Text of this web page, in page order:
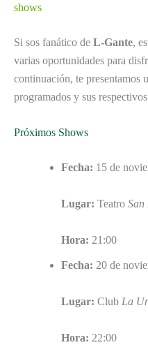
shows
Si sos fanático de L-Gante,
varias oportunidades para
continuación, te presentamos
programados y sus
Próximos Shows
Fecha: 15 de
Lugar: Teatro San
Hora: 21:00
Fecha: 20 de
Lugar: Club La
Hora: 22:00